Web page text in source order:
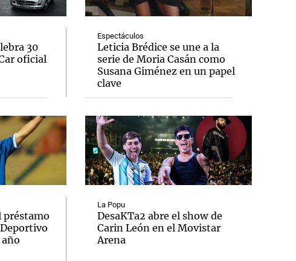
30
oficial
préstamo
Espectáculos
Leticia Brédice se une a la
serie de Moria Casán como
Susana Giménez en un papel
clave
La Popu
DesaKTa2 abre el show de
Carin León en el Movistar
Arena
3 en Groenlandia
Notas